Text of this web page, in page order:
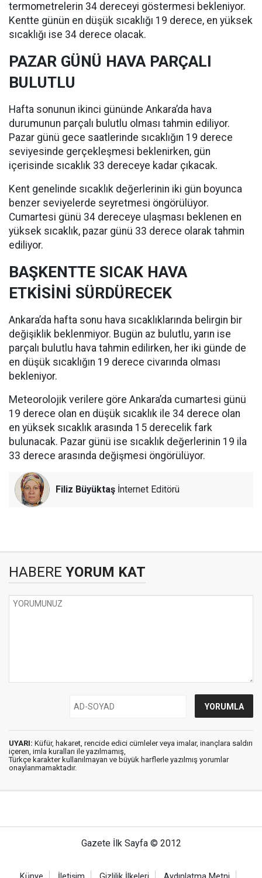
termometrelerin 34 dereceyi göstermesi bekleniyor.
Kentte günün en düşük sıcaklığı 19 derece, en yüksek
sıcaklığı ise 34 derece olacak.
PAZAR GÜNÜ HAVA PARÇALI
BULUTLU
Hafta sonunun ikinci gününde Ankara’da hava
durumunun parçalı bulutlu olması tahmin ediliyor.
Pazar günü gece saatlerinde sıcaklığın 19 derece
seviyesinde gerçekleşmesi beklenirken, gün
içerisinde sıcaklık 33 dereceye kadar çıkacak.
Kent genelinde sıcaklık değerlerinin iki gün boyunca
benzer seviyelerde seyretmesi öngörülüyor.
Cumartesi günü 34 dereceye ulaşması beklenen en
yüksek sıcaklık, pazar günü 33 derece olarak tahmin
ediliyor.
BAŞKENTTE SICAK HAVA
ETKİSİNİ SÜRDÜRECEK
Ankara’da hafta sonu hava sıcaklıklarında belirgin bir
değişiklik beklenmiyor. Bugün az bulutlu, yarın ise
parçalı bulutlu hava tahmin edilirken, her iki günde de
en düşük sıcaklığın 19 derece civarında olması
bekleniyor.
Meteorolojik verilere göre Ankara’da cumartesi günü
19 derece olan en düşük sıcaklık ile 34 derece olan
en yüksek sıcaklık arasında 15 derecelik fark
bulunacak. Pazar günü ise sıcaklık değerlerinin 19 ila
33 derece arasında değişmesi öngörülüyor.
Filiz Büyüktaş İnternet Editörü
HABERE YORUM KAT
UYARI: Küfür, hakaret, rencide edici cümleler veya imalar, inançlara saldırı
içeren, imla kuralları ile yazılmamış,
Türkçe karakter kullanılmayan ve büyük harflerle yazılmış yorumlar
onaylanmamaktadır.
Gazete İlk Sayfa © 2012